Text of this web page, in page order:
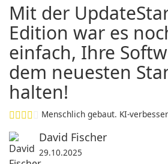
Mit der
Edition war es
einfach, Ihre
dem neuesten
halten!
Menschlich gebaut. KI-
David Fischer
29.10.2025